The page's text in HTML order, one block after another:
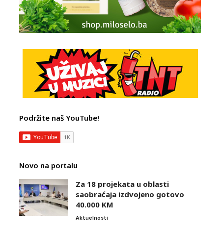
Podržite naš YouTube!
Novo na portalu
Za 18 projekata u oblasti
saobraćaja izdvojeno gotovo
40.000 KM
Aktuelnosti